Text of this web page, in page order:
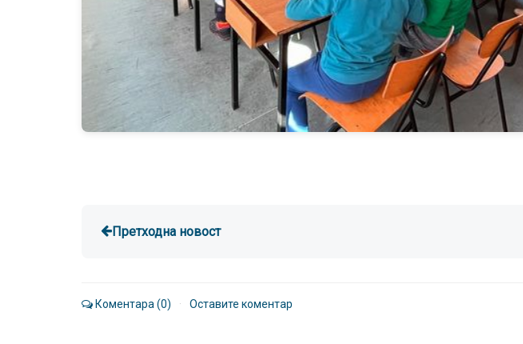
Претходна новост
Коментара (0) · Оставите коментар